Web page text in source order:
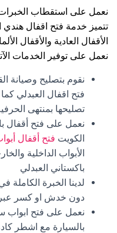
نعمل على استقطاب الخبرات
تتميز خدمة فتح اقفال هندي
الأقفال العادية والأقفال
نعمل على توفير الخدمات
نقوم بتصليح وصيانة
فتح اقفال العبدلي
تصليحها بمنتهى
نعمل على فتح أقفال
الكويت فتح أقفال
الأبواب الداخلية
باكستاني العبدلي
لدينا الخبرة الكاملة
دون خدش او كسر عبر
نعمل على فتح ابواب
بالسيارة مع اشطر